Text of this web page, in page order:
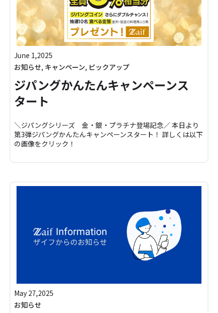
June 1,2025
お知らせ, キャンペーン, ピックアップ
ジパングかんたんキャンペーンス
タート
＼ジパングシリーズ 金・銀・プラチナ登場記念／ 本日より
第3弾ジパングかんたんキャンペーンスタート！ 詳しくは以下
の画像をクリック！
May 27,2025
お知らせ